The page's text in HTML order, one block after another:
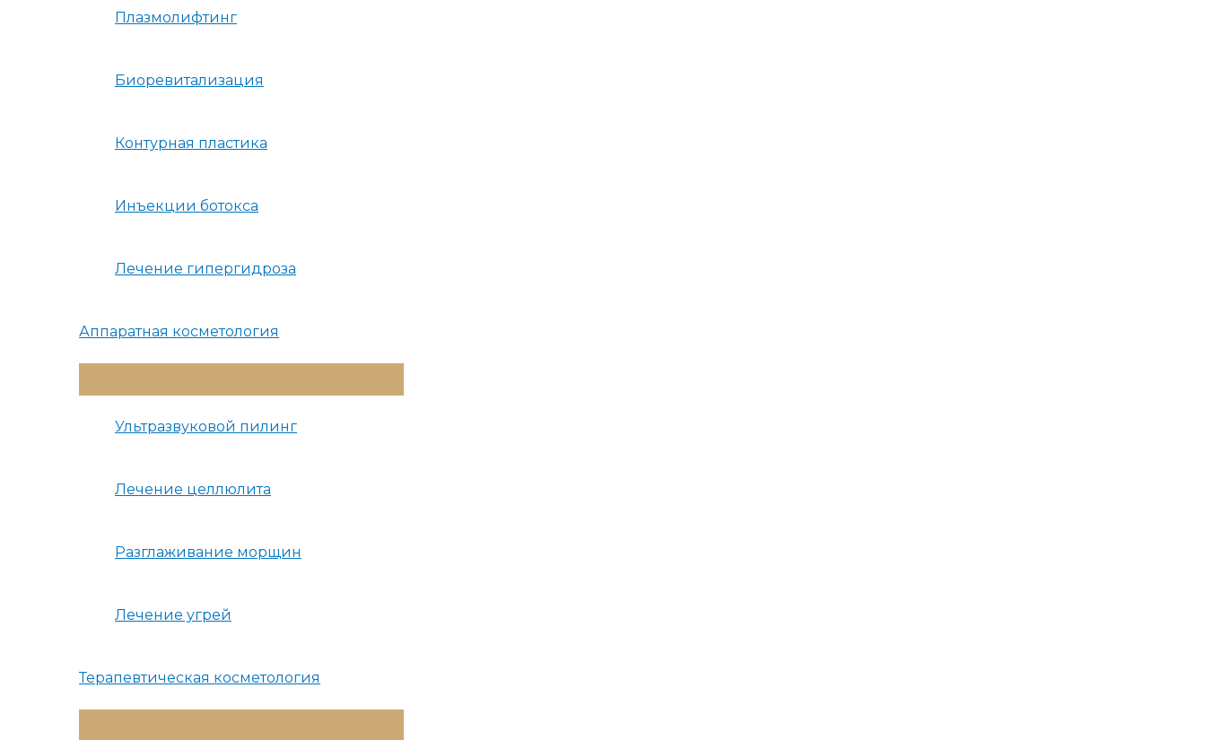
Плазмолифтинг
Биоревитализация
Контурная пластика
Инъекции ботокса
Лечение гипергидроза
Аппаратная косметология
Меню
Ультразвуковой пилинг
Лечение целлюлита
Разглаживание морщин
Лечение угрей
Терапевтическая косметология